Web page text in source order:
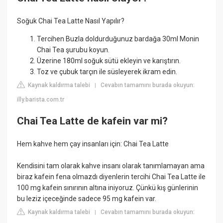
Soğuk Chai Tea Latte Nasıl Yapılır?
Tercihen Buzla doldurduğunuz bardağa 30ml Monin
Chai Tea şurubu koyun.
Üzerine 180ml soğuk sütü ekleyin ve karıştırın.
Toz ve çubuk tarçın ile süsleyerek ikram edin.
Kaynak kaldırma talebi |Cevabın tamamını burada okuyun:
illy.barista.com.tr
Chai Tea Latte de kafein var mi?
Hem kahve hem çay insanları için: Chai Tea Latte
Kendisini tam olarak kahve insanı olarak tanımlamayan ama
biraz kafein fena olmazdı diyenlerin tercihi Chai Tea Latte ile
100 mg kafein sınırının altına iniyoruz. Çünkü kış günlerinin
bu leziz içeceğinde sadece 95 mg kafein var.
Kaynak kaldırma talebi |Cevabın tamamını burada okuyun: